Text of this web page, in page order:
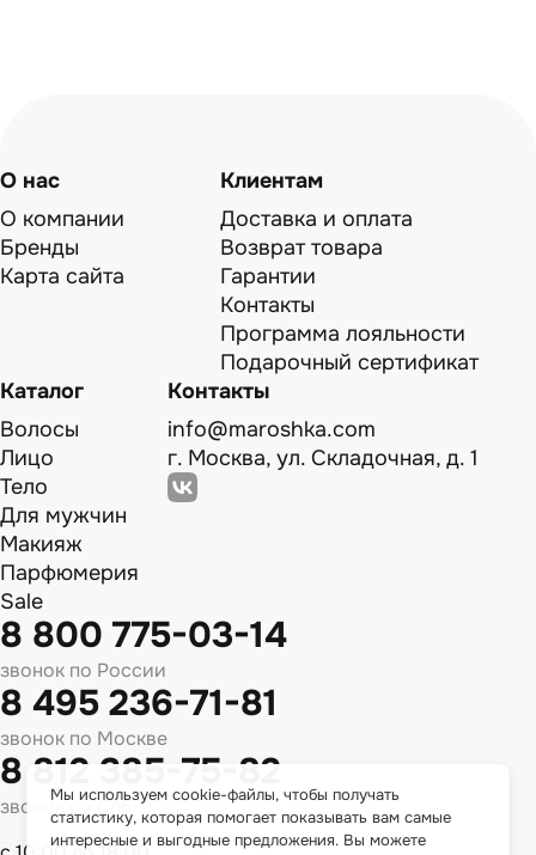
О нас
О компании
Бренды
Карта сайта
Клиентам
Доставка и оплата
Возврат товара
Гарантии
Контакты
Программа лояльности
Подарочный сертификат
Каталог
Волосы
Лицо
Тело
Для мужчин
Макияж
Парфюмерия
Sale
Контакты
info@maroshka.com
г. Москва, ул. Складочная, д. 1
8 800 775-03-14
звонок по России
8 495 236-71-81
звонок по Москве
8 812 385-75-82
звонок по Спб
Мы используем cookie-файлы, чтобы получать
статистику, которая помогает показывать вам самые
интересные и выгодные предложения. Вы можете